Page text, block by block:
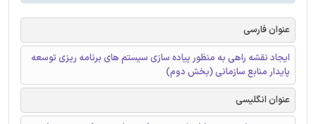
عنوان فارسی
ایجاد نقشه راهی به منظور پیاده سازی سیستم های برنامه ریزی توسعه
پایدار منابع سازمانی (بخش دوم)
عنوان انگلیسی